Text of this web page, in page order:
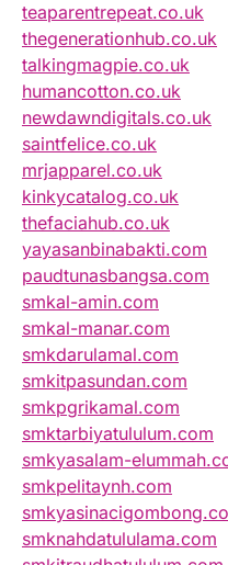
teaparentrepeat.co.uk
thegenerationhub.co.uk
talkingmagpie.co.uk
humancotton.co.uk
newdawndigitals.co.uk
saintfelice.co.uk
mrjapparel.co.uk
kinkycatalog.co.uk
thefaciahub.co.uk
yayasanbinabakti.com
paudtunasbangsa.com
smkal-amin.com
smkal-manar.com
smkdarulamal.com
smkitpasundan.com
smkpgrikamal.com
smktarbiyatululum.com
smkyasalam-
smkpelitaynh.com
smknahdatululama.com